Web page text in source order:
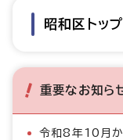
昭和区トッ
重要なお知ら
令和8年10月か